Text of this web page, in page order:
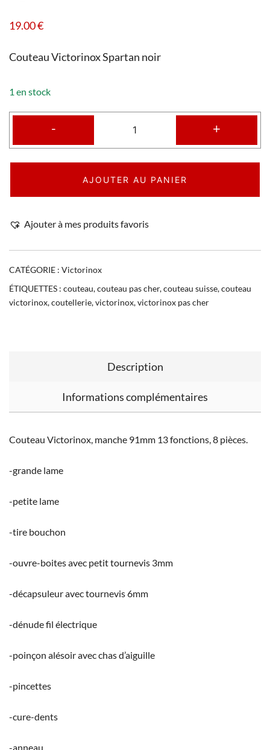
19.00€
Couteau Victorinox Spartan noir
1 en stock
- +
AJOUTER AU PANIER
Ajouter à mes produits favoris
CATÉGORIE : Victorinox
ÉTIQUETTES : couteau,couteau pas cher,couteau suisse,couteau
victorinox,coutellerie,victorinox,victorinox pas cher
Description
Informations complémentaires
Couteau Victorinox, manche 91mm 13 fonctions, 8 pièces.
-grande lame
-petite lame
-tire bouchon
-ouvre-boites avec petit tournevis 3mm
-décapsuleur avec tournevis 6mm
-dénude fil électrique
-poinçon alésoir avec chas d’aiguille
-pincettes
-cure-dents
-anneau